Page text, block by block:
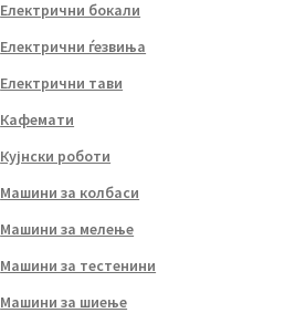
Електрични бокали
Електрични ѓезвиња
Електрични тави
Кафемати
Кујнски роботи
Машини за колбаси
Машини за мелење
Машини за тестенини
Машини за шиење